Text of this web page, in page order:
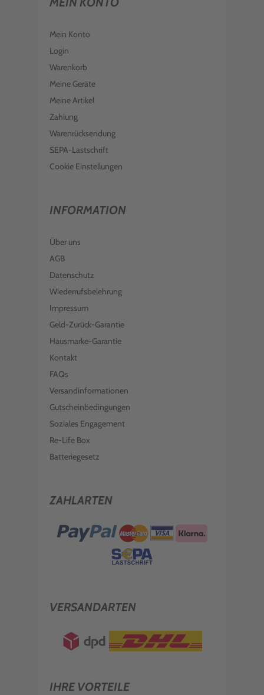
Mein Konto
Login
Warenkorb
Meine Geräte
Meine Artikel
Zahlung
Warenrücksendung
SEPA-Lastschrift
Cookie Einstellungen
INFORMATION
Über uns
AGB
Datenschutz
Wiederrufsbelehrung
Impressum
Geld-Zurück-Garantie
Hausmarke-Garantie
Kontakt
FAQs
Versandinformationen
Gutscheinbedingungen
Soziales Engagement
Re-Life Box
Batteriegesetz
ZAHLARTEN
VERSANDARTEN
IHRE VORTEILE